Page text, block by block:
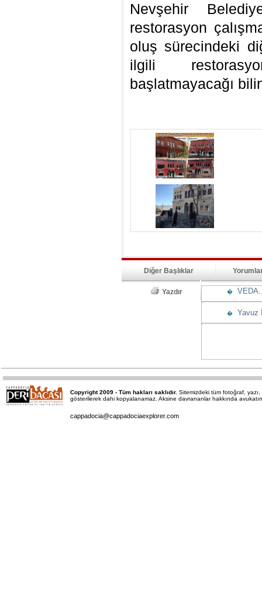
Nevşehir
restorasyon
oluş sürecindeki
ilgili
başlatmayacağı
Diğer Başlıklar
Yazdır �
� Yavuz
Copyright 2009 - Tüm hakları saklıdır. Sitemizdeki tüm fotoğraf,
gösterilerek dahi kopyalanamaz. Aksine davrananlar hakkında
cappadocia@cappadociaexplorer.com